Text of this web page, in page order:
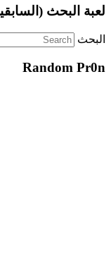
لعبة البحث
البحث
Random Pr0n